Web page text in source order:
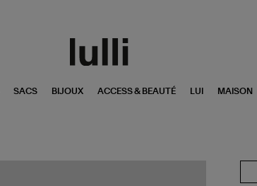
SACS BIJOUX ACCESS & BEAUTÉ LUI MAISON